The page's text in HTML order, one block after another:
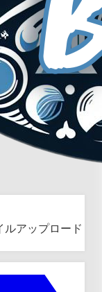
ルアップロード